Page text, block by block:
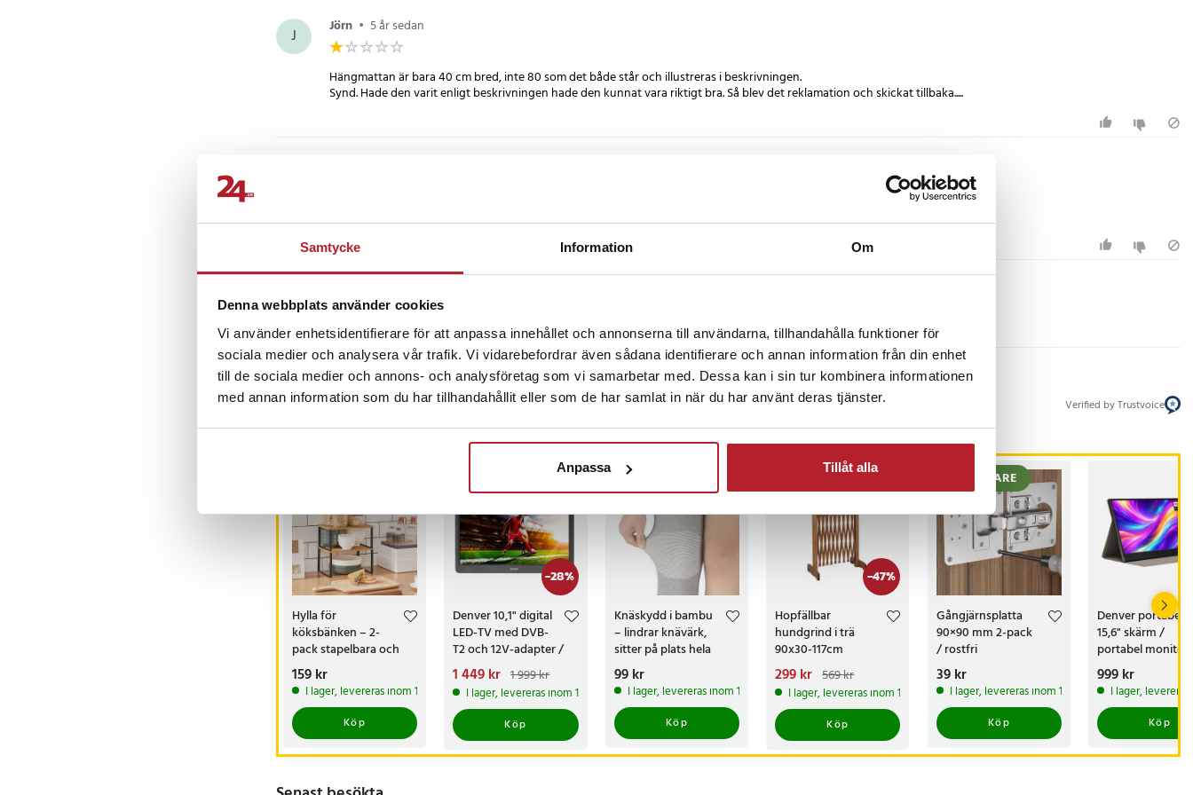
Samtycke Information Om
Denna webbplats använder cookies
Vi använder enhetsidentifierare för att anpassa innehållet och annonserna till användarna, tillhandahålla funktioner för
sociala medier och analysera vår trafik. Vi vidarebefordrar även sådana identifierare och annan information från din enhet
till de sociala medier och annons- och analysföretag som vi samarbetar med. Dessa kan i sin tur kombinera informationen
med annan information som du har tillhandahållit eller som de har samlat in när du har använt deras tjänster.
Anpassa Tillåt alla
- Storlek: B 80x L 180 cm
- Max belastning: 300 kg
Artikelnummer:71570
J Jörn • 5 år sedan
Hängmattan är bara 40 cm bred, inte 80 som det både står och illustreras i beskrivningen.
Synd. Hade den varit enligt beskrivningen hade den kunnat vara riktigt bra. Så blev det reklamation och skickat tillbaka.....
Översatt från danska
VH
Visa fler recensioner
Verified by Trustvoice
Hylla för
köksbänken – 2-
pack stapelbara och
justerbara hyllor i trä
och metall
Pris :159 kr
159 kr
I lager, levereras inom 1-2 vardagar
Köp
-28%
Denver 10,1" digital
LED-TV med DVB-
T2 och 12V-adapter /
TV med batteri för bil,
husbil och husvagn
Nuvarande pris:
1 449 krTidigare pris:
1 999 kr
1 449 kr 1 999 kr
I lager, levereras inom 1-2 vardagar
Köp
BÄSTSÄLJARE
Knäskydd i bambu
– lindrar knävärk,
sitter på plats hela
dagen
Pris:99 kr
99 kr
I lager, levereras inom 1-2 vardagar
Köp
-47%
BÄSTSÄLJARE
Hopfällbar
hundgrind i trä
90x30-117cm
Nuvarande pris
299 krTidigare pris:
569 kr
299 kr 569 kr
I lager, levereras inom 1-2 vardagar
Köp
BÄSTSÄLJARE
Gångjärnsplatta
90×90 mm 2-pack
/ rostfri
reparationsplatta för
gångjärn /
gångjärnsreparation
för skåp
Pris:39 kr
39 kr
I lager, levereras inom 1-2 vardagar
Köp
Denver portabel
15,6" skärm /
portabel monitor
HD IPS / bärbar
skärm USB-C och
Pris:999 kr
999 kr
I lager,
Köp